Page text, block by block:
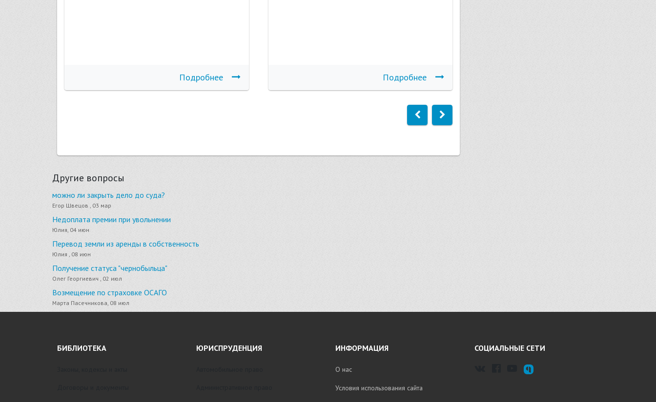
Подробнее Подробнее
Другие вопросы
можно ли закрыть дело до суда?
Егор Швецов , 03 мар
Недоплата премии при увольнении
Юлия, 04 июн
Перевод земли из аренды в собственность
Юлия , 08 июн
Получение статуса "чернобыльца"
Олег Георгиевич , 02 июл
Возмещение по страховке ОСАГО
Марта Пасечникова, 08 июл
БИБЛИОТЕКА ЮРИСПРУДЕНЦИЯ ИНФОРМАЦИЯ
О нас
Условия использования сайта
СОЦИАЛЬНЫЕ СЕТИ